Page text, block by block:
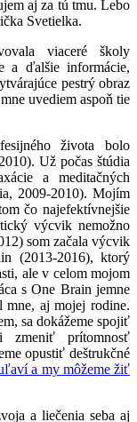
aj za tú tmu. Lebo
Svetielka.
viaceré školy
a ďalšie informácie,
pestrý obraz
uvediem aspoň tie
života bolo
Už počas štúdia
a meditačných
2009-2010). Mojím
čo najefektívnejšie
výcvik nemožno
som začala výcvik
(2013-2016), ktorý
ale v celom mojom
s One Brain jemne
mne, aj mojej rodine.
sa dokážeme spojiť
zmeniť prítomnosť
opustiť deštrukčné
a my môžeme žiť
a liečenia seba aj